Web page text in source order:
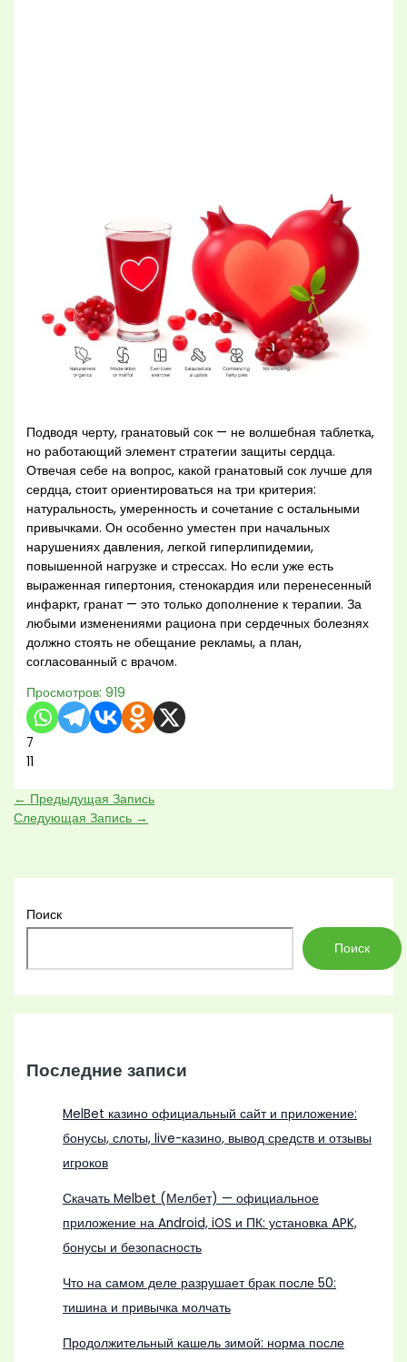
Подводя черту, гранатовый сок — не волшебная таблетка,
но работающий элемент стратегии защиты сердца.
Отвечая себе на вопрос, какой гранатовый сок лучше для
сердца, стоит ориентироваться на три критерия:
натуральность, умеренность и сочетание с остальными
привычками. Он особенно уместен при начальных
нарушениях давления, легкой гиперлипидемии,
повышенной нагрузке и стрессах. Но если уже есть
выраженная гипертония, стенокардия или перенесенный
инфаркт, гранат — это только дополнение к терапии. За
любыми изменениями рациона при сердечных болезнях
должно стоять не обещание рекламы, а план,
согласованный с врачом.
Просмотров: 919
7
11
← Предыдущая Запись
Следующая Запись →
Поиск
Поиск
Последние записи
MelBet казино официальный сайт и приложение:
бонусы, слоты, live-казино, вывод средств и отзывы
игроков
Скачать Melbet (Мелбет) — официальное
приложение на Android, iOS и ПК: установка APK,
бонусы и безопасность
Что на самом деле разрушает брак после 50:
тишина и привычка молчать
Продолжительный кашель зимой: норма после